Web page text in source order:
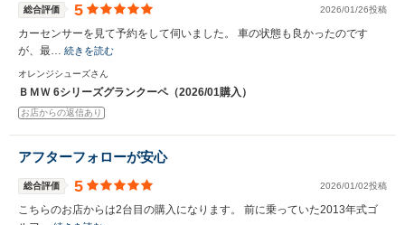
総合評価 5 2026/01/26投稿
カーセンサーを見て予約をして伺いました。 車の状態も良かったのです
が、最… 続きを読む
オレンジシューズさん
ＢＭＷ 6シリーズグランクーペ（2026/01購入）
お店からの返信あり
アフターフォローが安心
総合評価 5 2026/01/02投稿
こちらのお店からは2台目の購入になります。 前に乗っていた2013年式ゴ